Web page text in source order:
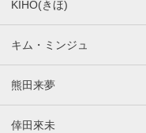
KIHO(きほ)
キム・ミンジュ
熊田来夢
倖田來未